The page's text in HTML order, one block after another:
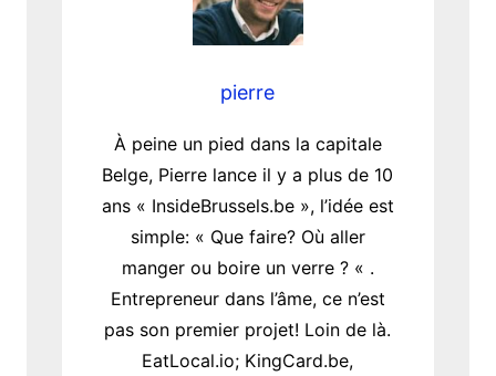
pierre
À peine un pied dans la capitale
Belge, Pierre lance il y a plus de 10
ans « InsideBrussels.be », l’idée est
simple: « Que faire? Où aller
manger ou boire un verre ? « .
Entrepreneur dans l’âme, ce n’est
pas son premier projet! Loin de là.
EatLocal.io; KingCard.be,